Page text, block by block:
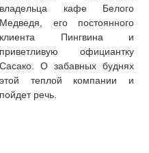
владельца кафе Белого
Медведя, его постоянного
клиента Пингвина и
приветливую официантку
Сасако. О забавных буднях
этой теплой компании и
пойдет речь.